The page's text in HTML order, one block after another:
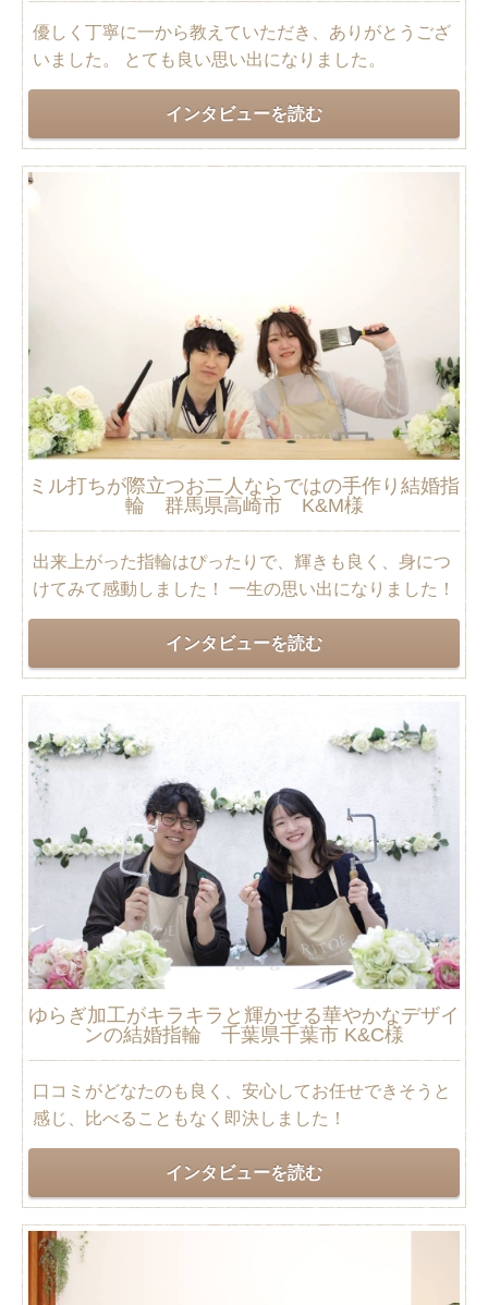
優しく丁寧に一から教えていただき、ありがとうござ
いました。 とても良い思い出になりました。
インタビューを読む
ミル打ちが際立つお二人ならではの手作り結婚指
輪 群馬県高崎市 K&M様
出来上がった指輪はぴったりで、輝きも良く、身につ
けてみて感動しました！ 一生の思い出になりました！
インタビューを読む
ゆらぎ加工がキラキラと輝かせる華やかなデザイ
ンの結婚指輪 千葉県千葉市 K&C様
口コミがどなたのも良く、安心してお任せできそうと
感じ、比べることもなく即決しました！
インタビューを読む